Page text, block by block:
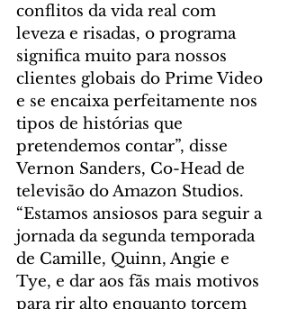
conflitos da vida real com
leveza e risadas, o programa
significa muito para nossos
clientes globais do Prime Video
e se encaixa perfeitamente nos
tipos de histórias que
pretendemos contar”, disse
Vernon Sanders, Co-Head de
televisão do Amazon Studios.
“Estamos ansiosos para seguir a
jornada da segunda temporada
de Camille, Quinn, Angie e
Tye, e dar aos fãs mais motivos
para rir alto enquanto torcem